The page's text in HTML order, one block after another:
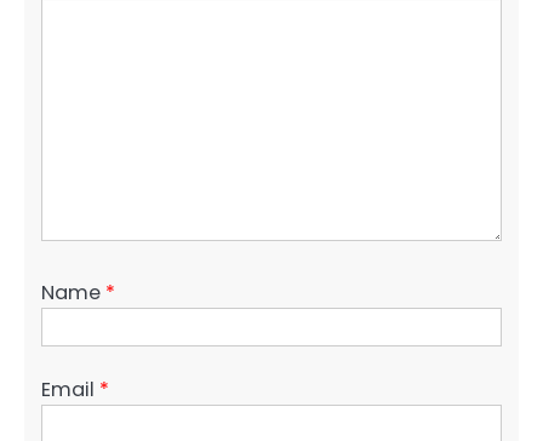
Name *
Email *